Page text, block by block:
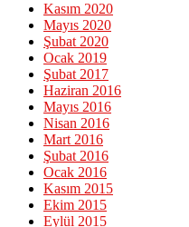
Kasım 2020
Mayıs 2020
Şubat 2020
Ocak 2019
Şubat 2017
Haziran 2016
Mayıs 2016
Nisan 2016
Mart 2016
Şubat 2016
Ocak 2016
Kasım 2015
Ekim 2015
Eylül 2015